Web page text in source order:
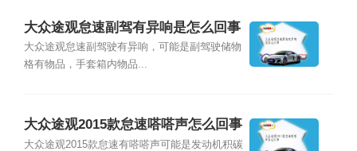
大众途观怠速副驾有异响是怎么回事
大众途观怠速副驾驶有异响，可能是副驾驶储物
格有物品，手套箱内物品...
大众途观2015款怠速嗒嗒声怎么回事
大众途观2015款怠速有嗒嗒声可能是发动机积碳